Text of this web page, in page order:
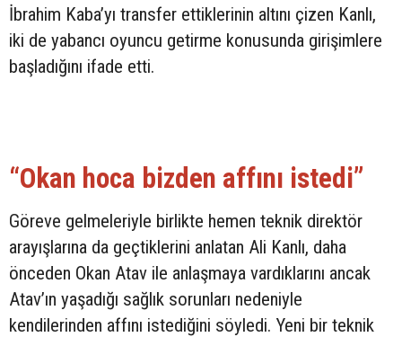
İbrahim Kaba’yı transfer ettiklerinin altını çizen Kanlı,
iki de yabancı oyuncu getirme konusunda girişimlere
başladığını ifade etti.
“Okan hoca bizden affını istedi”
Göreve gelmeleriyle birlikte hemen teknik direktör
arayışlarına da geçtiklerini anlatan Ali Kanlı, daha
önceden Okan Atav ile anlaşmaya vardıklarını ancak
Atav’ın yaşadığı sağlık sorunları nedeniyle
kendilerinden affını istediğini söyledi. Yeni bir teknik